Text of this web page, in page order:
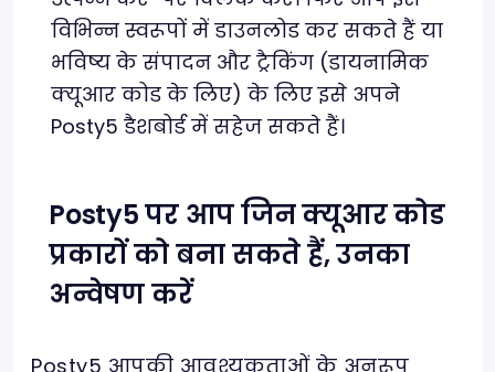
विभिन्न स्वरूपों में डाउनलोड कर सकते हैं या
भविष्य के संपादन और ट्रैकिंग (डायनामिक
क्यूआर कोड के लिए) के लिए इसे अपने
Posty5 डैशबोर्ड में सहेज सकते हैं।
Posty5 पर आप जिन क्यूआर कोड
प्रकारों को बना सकते हैं, उनका
अन्वेषण करें
Posty5 आपकी आवश्यकताओं के अनुरूप